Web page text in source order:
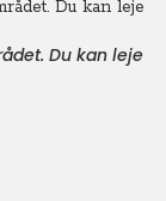
Du kan leje